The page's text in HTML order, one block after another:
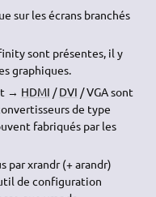
sur les écrans branchés
sont présentes, il y
graphiques.
→ HDMI /DVI / VGA sont
de type
fabriqués par les
par xrandr (+ arandr)
de configuration